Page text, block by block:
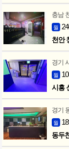
충남
월
천안
경기
월
시흥
경기
월
동두